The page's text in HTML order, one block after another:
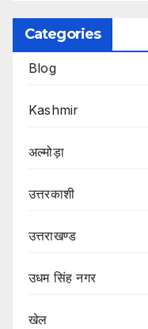
Categories
Blog
Kashmir
अल्मोड़ा
उत्तरकाशी
उत्तराखण्ड
उधम सिंह नगर
खेल